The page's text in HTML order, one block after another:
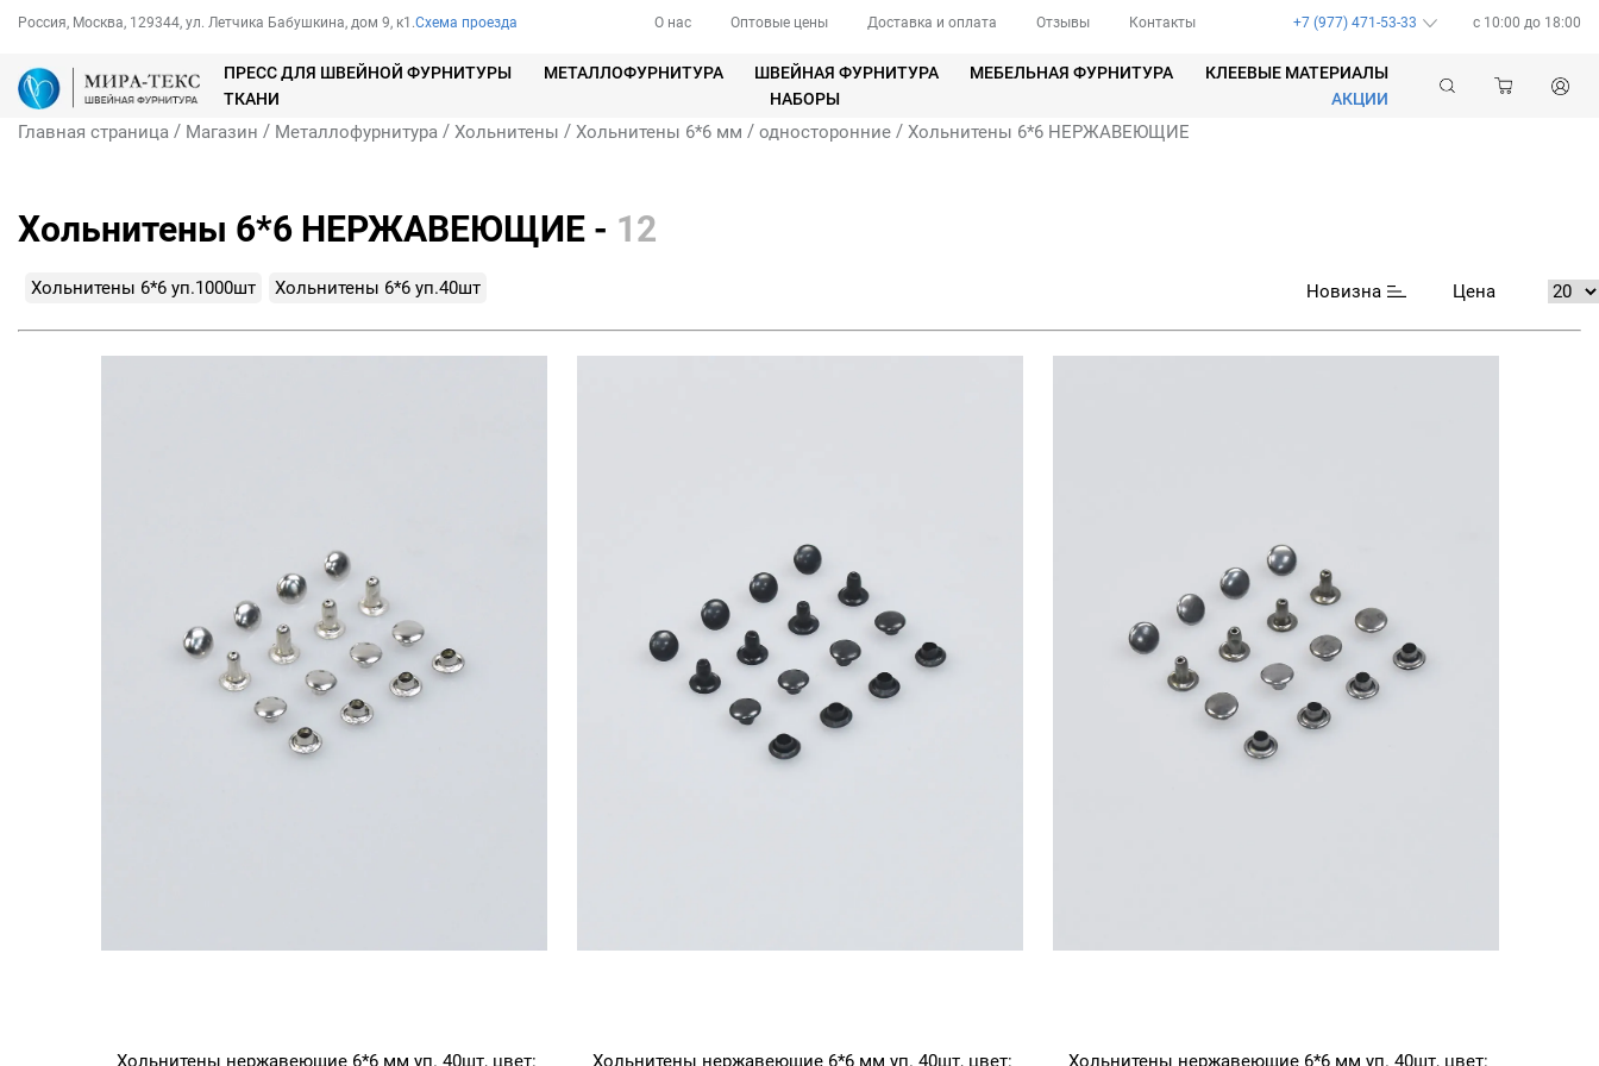
Россия, Москва, 129344, ул. Летчика Бабушкина, дом 9, к1.Схема проезда О нас Оптовые цены Доставка и оплата Отзывы Контакты +7 (977) 471-53-33 c 10:00 до 18:00
ПРЕСС ДЛЯ ШВЕЙНОЙ ФУРНИТУРЫ МЕТАЛЛОФУРНИТУРА ШВЕЙНАЯ ФУРНИТУРА МЕБЕЛЬНАЯ ФУРНИТУРА
КЛЕЕВЫЕ МАТЕРИАЛЫ
ТКАНИ
НАБОРЫ АКЦИИ
Главная страница / Магазин / Металлофурнитура / Хольнитены / Хольнитены 6*6 мм / односторонние / Хольнитены 6*6 НЕРЖАВЕЮЩИЕ
Хольнитены 6*6 НЕРЖАВЕЮЩИЕ - 12
Хольнитены 6*6 уп.1000шт Хольнитены 6*6 уп.40шт Новизна Цена
Хольнитены нержавеющие 6*6 мм уп. 40шт, цвет:
Хольнитены нержавеющие 6*6 мм уп. 40шт, цвет:
Хольнитены нержавеющие 6*6 мм уп. 40шт, цвет: